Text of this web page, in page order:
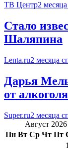
ТВ Центр2
Стало
Шаляпина
Lenta.ru2 месяца
Дарья
от
Super.ru2 месяца
Август 2026
Пн Вт Ср Чт Пт
1